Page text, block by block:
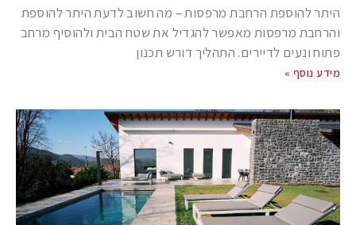
היתר להוספת הרחבת מרפסות – מה חשוב לדעת היתר להוספת
והרחבת מרפסות מאפשר להגדיל את שטח הבית ולהוסיף מרחב
פתוח ונעים לדיירים. התהליך דורש תכנון
מידע נוסף »